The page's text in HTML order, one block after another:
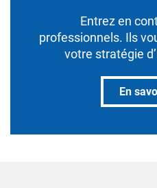
Entrez en
professionnels. Ils
votre stratégie
En